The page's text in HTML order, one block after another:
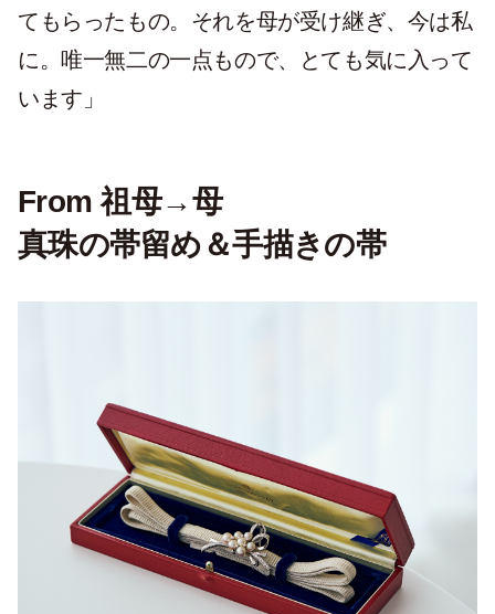
てもらったもの。それを母が受け継ぎ、今は私
に。唯一無二の一点もので、とても気に入って
います」
From 祖母→母
真珠の帯留め＆手描きの帯